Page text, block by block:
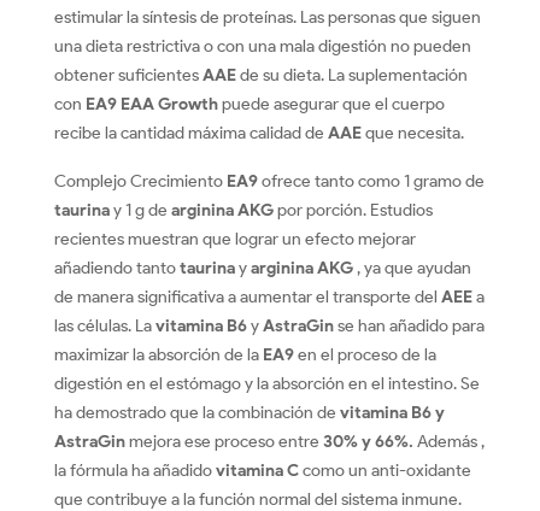
estimular la síntesis de proteínas. Las personas que siguen
una dieta restrictiva o con una mala digestión no pueden
obtener suficientesAAEde su dieta. La suplementación
con EA9 EAA Growthpuede asegurar que el cuerpo
recibe la cantidad máxima calidad de AAEque necesita.
Complejo Crecimiento EA9ofrece tanto como 1 gramo de
taurinay 1 g de arginina AKGpor porción. Estudios
recientes muestran que lograr un efecto mejorar
añadiendo tantotaurinayarginina AKG, ya que ayudan
de manera significativa a aumentar el transporte del AEEa
las células. Lavitamina B6yAstraGinse han añadido para
maximizar la absorción de la EA9en el proceso de la
digestión en el estómago y la absorción en el intestino. Se
ha demostrado que la combinación de vitamina B6 y
AstraGinmejora ese proceso entre 30% y 66%. Además ,
la fórmula ha añadidovitamina Ccomo un anti-oxidante
que contribuye a la función normal del sistema inmune.